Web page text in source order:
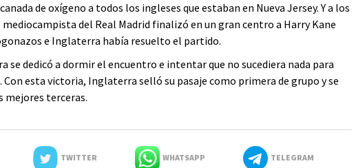
de oxígeno a todos los ingleses que estaban en Nueva Jersey. Y a los
del Real Madrid finalizó en un gran centro a Harry Kane
e Inglaterra había resuelto el partido.
se dedicó a dormir el encuentro e intentar que no sucediera nada para
esta victoria, Inglaterra selló su pasaje como primera de grupo y se
mejores terceras.
TWITTER WHATSAPP TELEGRAM